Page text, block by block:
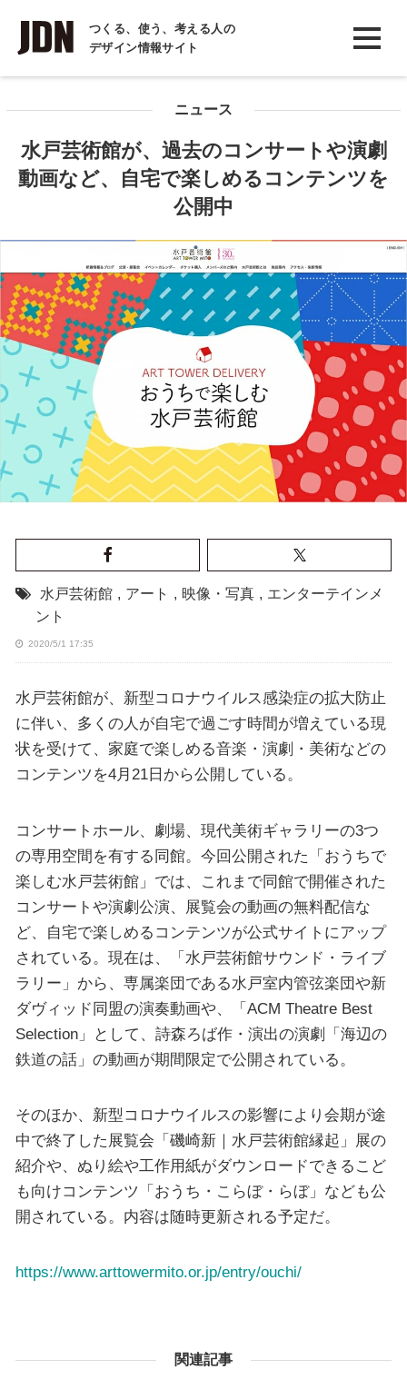
つくる、使う、考える人の
デザイン情報サイト
INTERVIEW
インタビュー
COLUMN
ニュース
水戸芸術館が、過去のコンサートや演劇
動画など、自宅で楽しめるコンテンツを
公開中
水戸芸術館 , アート , 映像・写真 , エンターテインメ
ント
2020/5/1 17:35
水戸芸術館が、新型コロナウイルス感染症の拡大防止
に伴い、多くの人が自宅で過ごす時間が増えている現
状を受けて、家庭で楽しめる音楽・演劇・美術などの
コンテンツを4月21日から公開している。
コンサートホール、劇場、現代美術ギャラリーの3つ
の専用空間を有する同館。今回公開された「おうちで
楽しむ水戸芸術館」では、これまで同館で開催された
コンサートや演劇公演、展覧会の動画の無料配信な
ど、自宅で楽しめるコンテンツが公式サイトにアップ
されている。現在は、「水戸芸術館サウンド・ライブ
ラリー」から、専属楽団である水戸室内管弦楽団や新
ダヴィッド同盟の演奏動画や、「ACM Theatre Best
Selection」として、詩森ろば作・演出の演劇「海辺の
鉄道の話」の動画が期間限定で公開されている。
そのほか、新型コロナウイルスの影響により会期が途
中で終了した展覧会「磯崎新｜水戸芸術館縁起」展の
紹介や、ぬり絵や工作用紙がダウンロードできるこど
も向けコンテンツ「おうち・こらぼ・らぼ」なども公
開されている。内容は随時更新される予定だ。
https://www.arttowermito.or.jp/entry/ouchi/
関連記事